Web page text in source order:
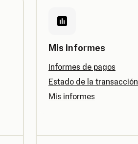
Mis informes
Informes de pagos
Estado de la transacción
Mis informes